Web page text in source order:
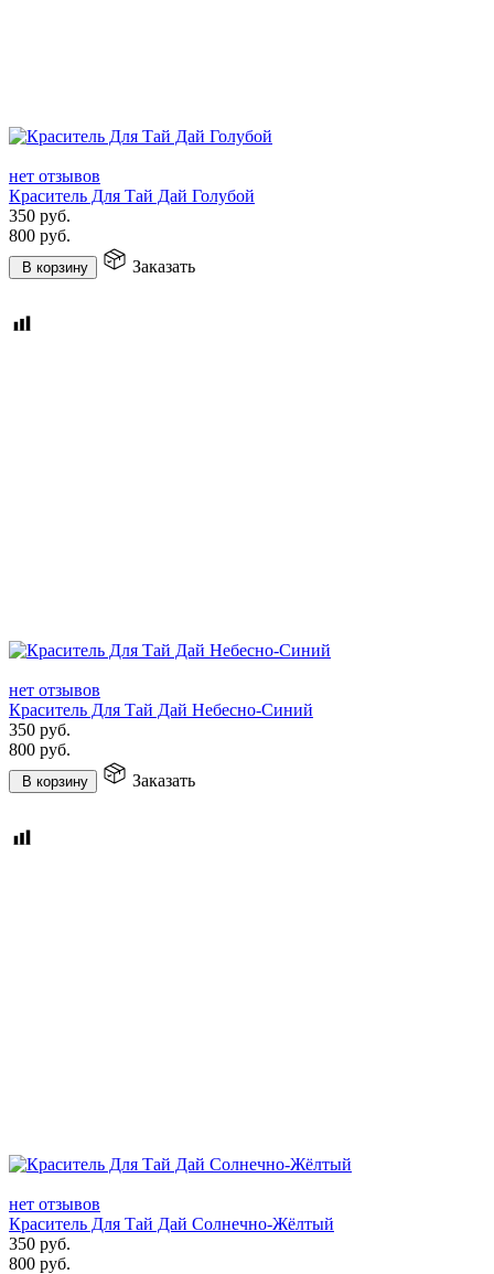
нет отзывов
Краситель Для Тай Дай Голубой
350 руб.
800 руб.
В корзину Заказать
нет отзывов
Краситель Для Тай Дай Небесно-Синий
350 руб.
800 руб.
В корзину Заказать
нет отзывов
Краситель Для Тай Дай Солнечно-Жёлтый
350 руб.
800 руб.